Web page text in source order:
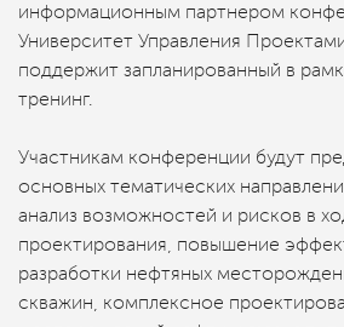
информационным партнером
Университет Управления
поддержит запланированный в
тренинг.
Участникам конференции будут
основных тематических
анализ возможностей и рисков в
проектирования, повышение
разработки нефтяных
скважин, комплексное